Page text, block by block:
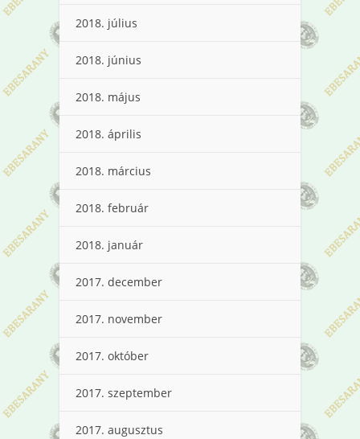
2018. július
2018. június
2018. május
2018. április
2018. március
2018. február
2018. január
2017. december
2017. november
2017. október
2017. szeptember
2017. augusztus